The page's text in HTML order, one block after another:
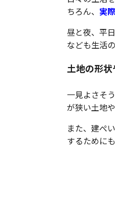
ちろん、 実
昼と夜、平
なども生活
土地の形
一見よさそ
が狭い土地
また、建ぺ
するために